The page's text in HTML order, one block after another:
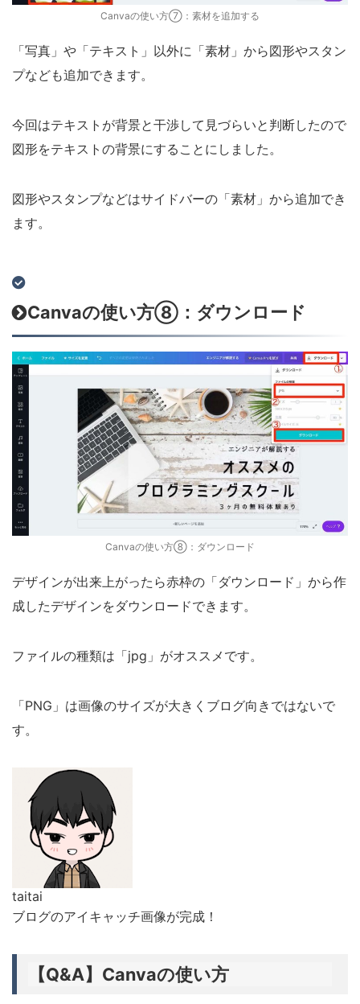
Canvaの使い方⑦：素材を追加する
「写真」や「テキスト」以外に「素材」から図形やスタン
プなども追加できます。
今回はテキストが背景と干渉して見づらいと判断したので
図形をテキストの背景にすることにしました。
図形やスタンプなどはサイドバーの「素材」から追加でき
ます。
Canvaの使い方⑧：ダウンロード
Canvaの使い方⑧：ダウンロード
デザインが出来上がったら赤枠の「ダウンロード」から作
成したデザインをダウンロードできます。
ファイルの種類は「jpg」がオススメです。
「PNG」は画像のサイズが大きくブログ向きではないで
す。
taitai
ブログのアイキャッチ画像が完成！
【Q&A】 Canvaの使い方